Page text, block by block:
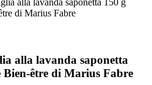
alla lavanda saponetta
être di Marius Fabre